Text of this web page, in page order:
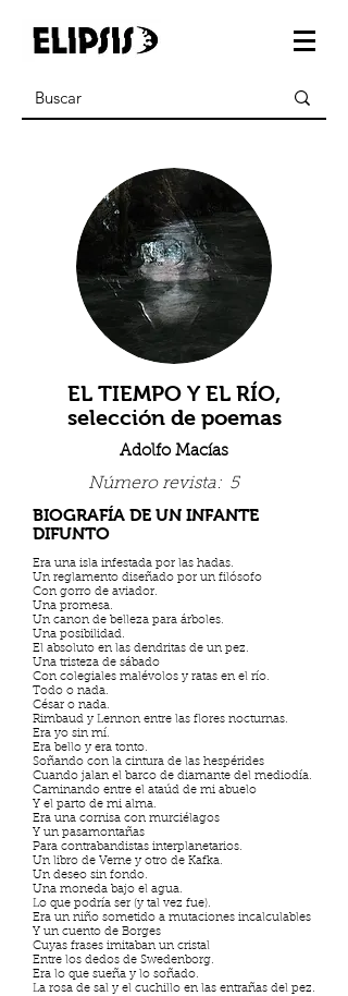
EL TIEMPO Y EL RÍO,
selección de poemas
Adolfo Macías
Número revista: 5
BIOGRAFÍA DE UN INFANTE
DIFUNTO
Era una isla infestada por las hadas.
Un reglamento diseñado por un filósofo
Con gorro de aviador.
Una promesa.
Un canon de belleza para árboles.
Una posibilidad.
El absoluto en las dendritas de un pez.
Una tristeza de sábado
Con colegiales malévolos y ratas en el río.
Todo o nada.
César o nada.
Rimbaud y Lennon entre las flores nocturnas.
Era yo sin mí.
Era bello y era tonto.
Soñando con la cintura de las hespérides
Cuando jalan el barco de diamante del mediodía.
Caminando entre el ataúd de mi abuelo
Y el parto de mi alma.
Era una cornisa con murciélagos
Y un pasamontañas
Para contrabandistas interplanetarios.
Un libro de Verne y otro de Kafka.
Un deseo sin fondo.
Una moneda bajo el agua.
Lo que podría ser (y tal vez fue).
Era un niño sometido a mutaciones incalculables
Y un cuento de Borges
Cuyas frases imitaban un cristal
Entre los dedos de Swedenborg.
Era lo que sueña y lo soñado.
La rosa de sal y el cuchillo en las entrañas del pez.